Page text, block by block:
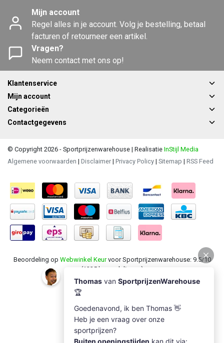
Mijn account
Regel alles in je account. Volg je bestelling, betaal
facturen of retourneer een artikel.
Vragen?
Neem contact met ons op!
Klantenservice
Mijn account
Categorieën
Contactgegevens
© Copyright 2026 - Sportprijzenwarehouse | Realisatie InStijl Media
Algemene voorwaarden | Disclaimer | Privacy Policy | Sitemap | RSS Feed
Beoordeling op Webwinkel Keurvoor Sportprijzenwarehouse: 9.5/10
(1235 beoordelingen)